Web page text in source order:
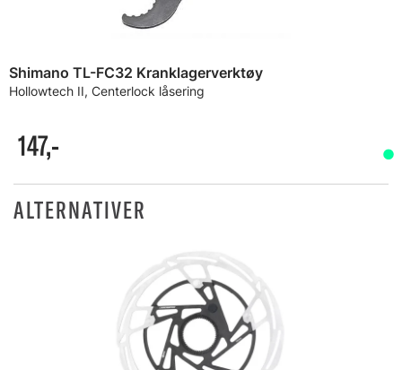
Shimano TL-FC32 Kranklagerverktøy
Hollowtech II, Centerlock låsering
147,-
ALTERNATIVER